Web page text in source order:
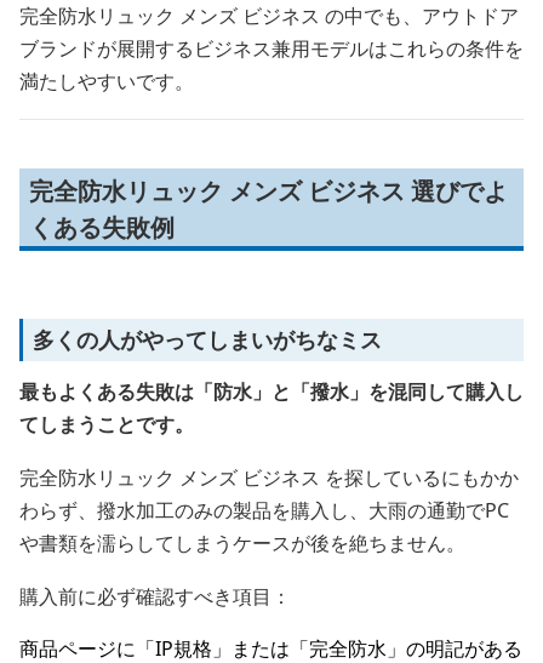
完全防水リュック メンズ ビジネス の中でも、アウトドア
ブランドが展開するビジネス兼用モデルはこれらの条件を
満たしやすいです。
完全防水リュック メンズ ビジネス 選びでよ
くある失敗例
多くの人がやってしまいがちなミス
最もよくある失敗は「防水」と「撥水」を混同して購入し
てしまうことです。
完全防水リュック メンズ ビジネス を探しているにもかか
わらず、撥水加工のみの製品を購入し、大雨の通勤でPC
や書類を濡らしてしまうケースが後を絶ちません。
購入前に必ず確認すべき項目：
商品ページに「IP規格」または「完全防水」の明記がある